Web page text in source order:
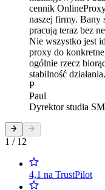
cennik
naszej firmy. Bany
pracują teraz bez
Nie wszystko jest
proxy do
ogólnie rzecz
stabilność działania.
P
Paul
Dyrektor studia
1 / 12
4,1 na TrustPilot